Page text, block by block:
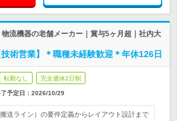
流機器の老舗メーカー｜賞与5ヶ月超｜社内大
術営業】＊職種未経験歓迎＊年休126日
転勤なし 完全週休2日制
予定日： 2026/10/29
送ライン）の要件定義からレイアウト設計まで